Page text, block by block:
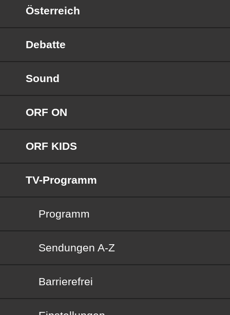
Österreich
Debatte
Sound
ORF ON
ORF KIDS
TV-Programm
Programm
Sendungen von A bis Z
Sendungen A-Z
Barrierefrei
Barrierefrei